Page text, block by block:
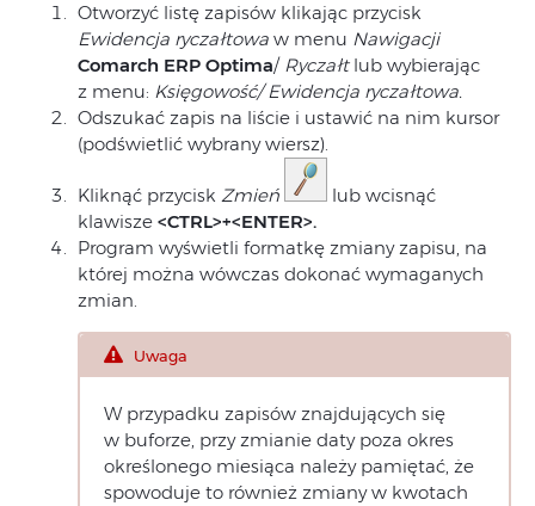
Otworzyć listę zapisów klikając przycisk
Ewidencja ryczałtowa w menu Nawigacji
Comarch ERP Optima/ Ryczałtlub wybierając
z menu: Księgowość/ Ewidencja ryczałtowa.
Odszukać zapis na liście i ustawić na nim kursor
(podświetlić wybrany wiersz).
Kliknąć przycisk Zmień
lub wcisnąć
klawisze <CTRL>+<ENTER>.
Program wyświetli formatkę zmiany zapisu, na
której można wówczas dokonać wymaganych
zmian.
Uwaga
W przypadku zapisów znajdujących się
w buforze, przy zmianie daty poza okres
określonego miesiąca należy pamiętać, że
spowoduje to również zmiany w kwotach